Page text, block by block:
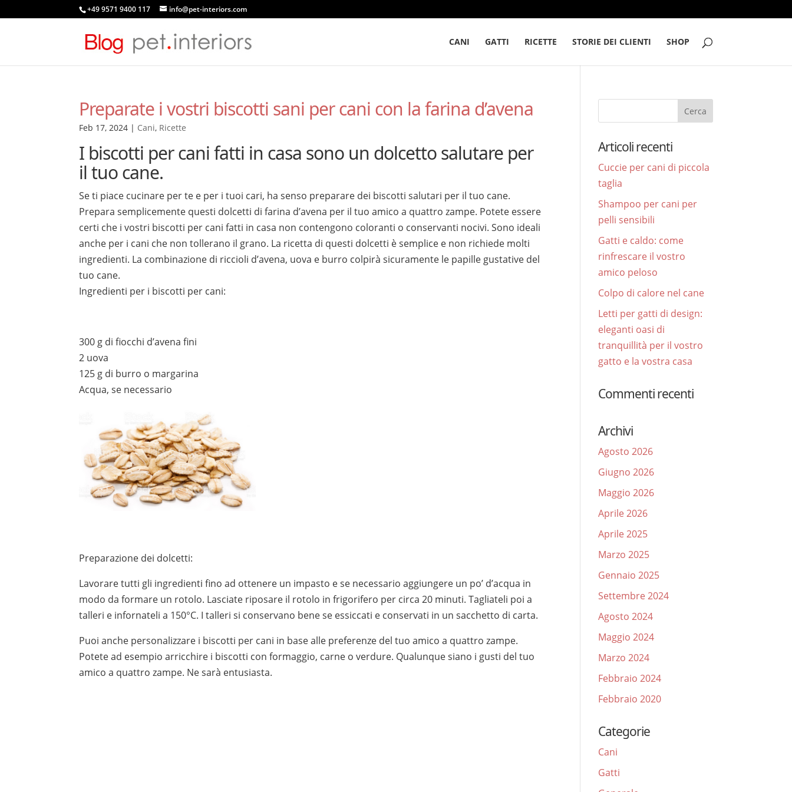
+49 9571 9400 117 info@pet-interiors.com
CANI GATTI RICETTE STORIE DEI CLIENTI SHOP
Preparate i vostri biscotti sani per cani con la farina d’avena
Feb 17, 2024 | Cani, Ricette
I biscotti per cani fatti in casa sono un dolcetto salutare per
il tuo cane.
Se ti piace cucinare per te e per i tuoi cari, ha senso preparare dei biscotti salutari per il tuo cane.
Prepara semplicemente questi dolcetti di farina d’avena per il tuo amico a quattro zampe. Potete essere
certi che i vostri biscotti per cani fatti in casa non contengono coloranti o conservanti nocivi. Sono ideali
anche per i cani che non tollerano il grano. La ricetta di questi dolcetti è semplice e non richiede molti
ingredienti. La combinazione di riccioli d’avena, uova e burro colpirà sicuramente le papille gustative del
tuo cane.
Ingredienti per i biscotti per cani:
300 g di fiocchi d’avena fini
2 uova
125 g di burro o margarina
Acqua, se necessario
Preparazione dei dolcetti:
Lavorare tutti gli ingredienti fino ad ottenere un impasto e se necessario aggiungere un po’ d’acqua in
modo da formare un rotolo. Lasciate riposare il rotolo in frigorifero per circa 20 minuti. Tagliateli poi a
talleri e infornateli a 150°C. I talleri si conservano bene se essiccati e conservati in un sacchetto di carta.
Puoi anche personalizzare i biscotti per cani in base alle preferenze del tuo amico a quattro zampe.
Potete ad esempio arricchire i biscotti con formaggio, carne o verdure. Qualunque siano i gusti del tuo
amico a quattro zampe. Ne sarà entusiasta.
Articoli recenti
Cuccie per cani di piccola
taglia
Shampoo per cani per
pelli sensibili
Gatti e caldo: come
rinfrescare il vostro
amico peloso
Colpo di calore nel cane
Letti per gatti di design:
eleganti oasi di
tranquillità per il vostro
gatto e la vostra casa
Commenti recenti
Archivi
Agosto 2026
Giugno 2026
Maggio 2026
Aprile 2026
Aprile 2025
Marzo 2025
Gennaio 2025
Settembre 2024
Agosto 2024
Maggio 2024
Marzo 2024
Febbraio 2024
Febbraio 2020
Categorie
Cani
Gatti